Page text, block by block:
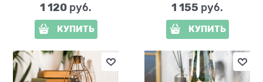
1 120 руб.
КУПИТЬ
1 155 руб.
КУПИТЬ